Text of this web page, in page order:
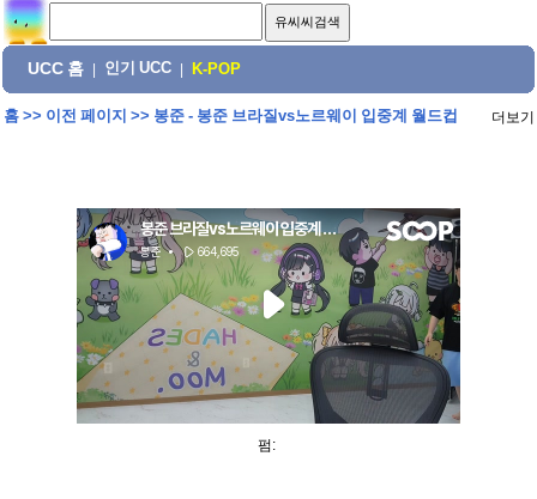
UCC 홈 인기 UCC K-POP
홈>> 이전 페이지 >> 봉준 - 봉준 브라질vs노르웨이 입중계 월드컵 더보기
펌: